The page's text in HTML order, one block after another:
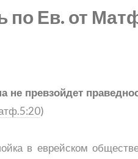
по Ев. от
превзойдет
)
в еврейском